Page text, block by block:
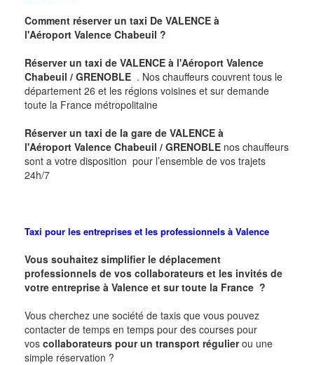
Comment réserver un taxi De VALENCE à
l'Aéroport Valence Chabeuil ?
Réserver un taxi de VALENCE à l'Aéroport Valence
Chabeuil / GRENOBLE . Nos chauffeurs couvrent tous le
département 26 et les régions voisines et sur demande
toute la France métropolitaine
Réserver un taxi de la gare de VALENCE à
l'Aéroport Valence Chabeuil / GRENOBLE nos chauffeurs
sont a votre disposition pour l’ensemble de vos trajets
24h/7
Taxi pour les entreprises et les professionnels à Valence
Vous souhaitez simplifier le déplacement
professionnels de vos collaborateurs et les invités de
votre entreprise à Valence et sur toute la France ?
Vous cherchez une société de taxis que vous pouvez
contacter de temps en temps pour des courses pour
vos collaborateurs pour un transport régulierou une
simple réservation ?